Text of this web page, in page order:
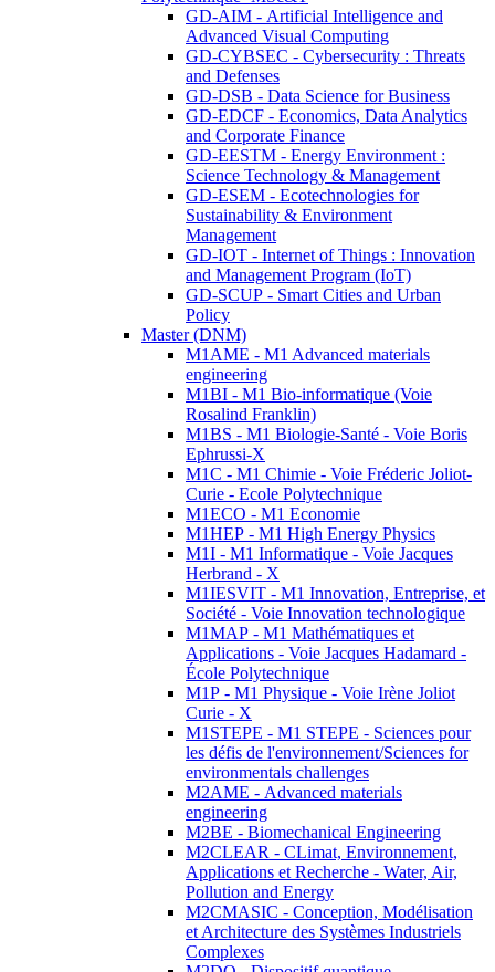
GD-AIM - Artificial Intelligence and
Advanced Visual Computing
GD-CYBSEC - Cybersecurity : Threats
and Defenses
GD-DSB - Data Science for Business
GD-EDCF - Economics, Data Analytics
and Corporate Finance
GD-EESTM - Energy Environment :
Science Technology & Management
GD-ESEM - Ecotechnologies for
Sustainability & Environment
Management
GD-IOT - Internet of Things : Innovation
and Management Program (IoT)
GD-SCUP - Smart Cities and Urban
Policy
Master (DNM)
M1AME - M1 Advanced materials
engineering
M1BI - M1 Bio-informatique (Voie
Rosalind Franklin)
M1BS - M1 Biologie-Santé - Voie Boris
Ephrussi-X
M1C - M1 Chimie - Voie Fréderic Joliot-
Curie - Ecole Polytechnique
M1ECO - M1 Economie
M1HEP - M1 High Energy Physics
M1I - M1 Informatique - Voie Jacques
Herbrand - X
M1IESVIT - M1 Innovation, Entreprise, et
Société - Voie Innovation technologique
M1MAP - M1 Mathématiques et
Applications - Voie Jacques Hadamard -
École Polytechnique
M1P - M1 Physique - Voie Irène Joliot
Curie - X
M1STEPE - M1 STEPE - Sciences pour
les défis de l'environnement/Sciences for
environmentals challenges
M2AME - Advanced materials
engineering
M2BE - Biomechanical Engineering
M2CLEAR - CLimat, Environnement,
Applications et Recherche - Water, Air,
Pollution and Energy
M2CMASIC - Conception, Modélisation
et Architecture des Systèmes Industriels
Complexes